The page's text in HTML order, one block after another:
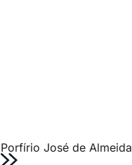
Porfírio José de Almeida